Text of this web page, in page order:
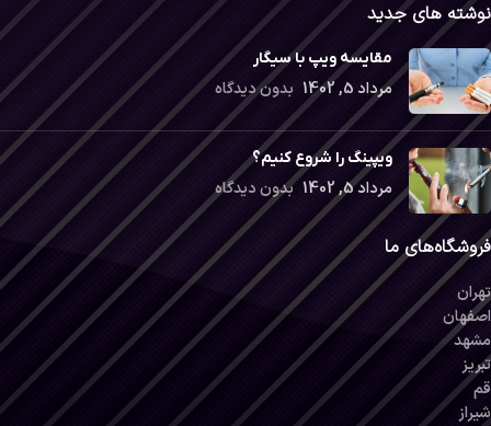
نوشته های جدید
مقایسه ویپ با سیگار
مرداد 5, 1402 بدون دیدگاه
ویپینگ را شروع کنیم؟
مرداد 5, 1402 بدون دیدگاه
فروشگاه‌های ما
تهران
اصفهان
مشهد
تبریز
قم
شیراز